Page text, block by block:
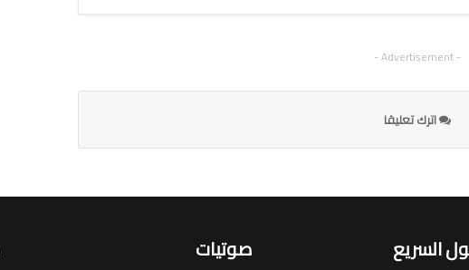
- Advertisement -
اترك تعليقا
السريع صوتيات